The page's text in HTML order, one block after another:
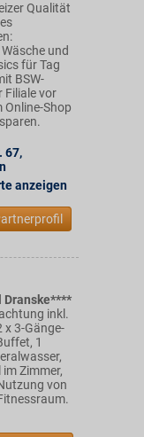
Qualität
und
für Tag
BSW-
Filiale vor
Online-Shop
67,
anzeigen
Dranske****
inkl.
x 3-Gänge-
1
Zimmer,
von